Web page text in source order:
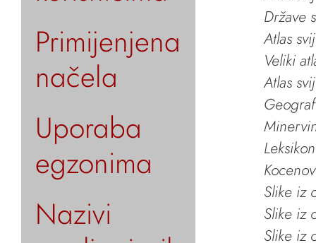
Primijenjena
načela
Uporaba
egzonima
Nazivi
Države
Atlas
Veliki
Atlas
Slike iz
Slike iz
Slike iz